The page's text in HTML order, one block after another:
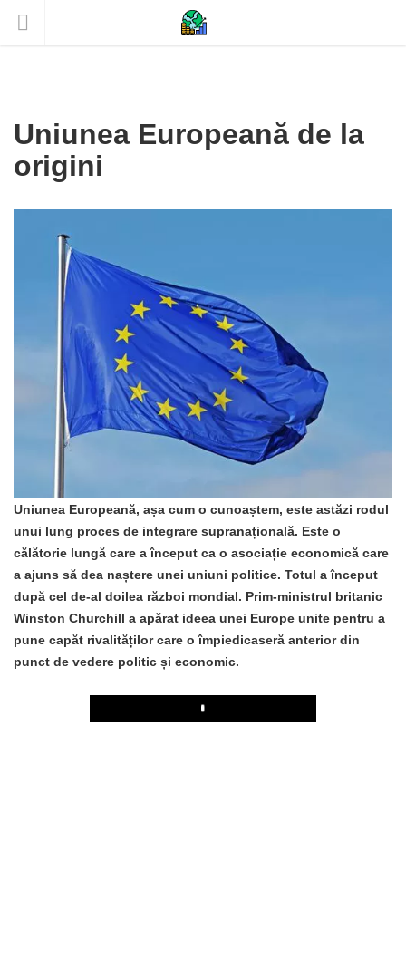
Uniunea Europeană de la
origini
Uniunea Europeană, așa cum o cunoaștem, este astăzi rodul
unui lung proces de integrare supranațională. Este o
călătorie lungă care a început ca o asociație economică care
a ajuns să dea naștere unei uniuni politice. Totul a început
după cel de-al doilea război mondial. Prim-ministrul britanic
Winston Churchill a apărat ideea unei Europe unite pentru a
pune capăt rivalităților care o împiedicaseră anterior din
punct de vedere politic și economic.
Play